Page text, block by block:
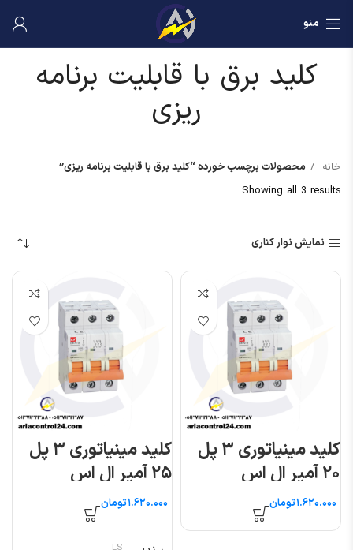
منو
کلید برق با قابلیت برنامه
ریزی
خانه
محصولات برچسب خورده “کلید برق با قابلیت برنامه ریزی”
Showing all 3 results
نمایش نوار کناری
کلید مینیاتوری ۳ پل
۲۰ آمپر ال اس
تومان
کلید مینیاتوری ۳ پل
۲۵ آمپر ال اس
تومان